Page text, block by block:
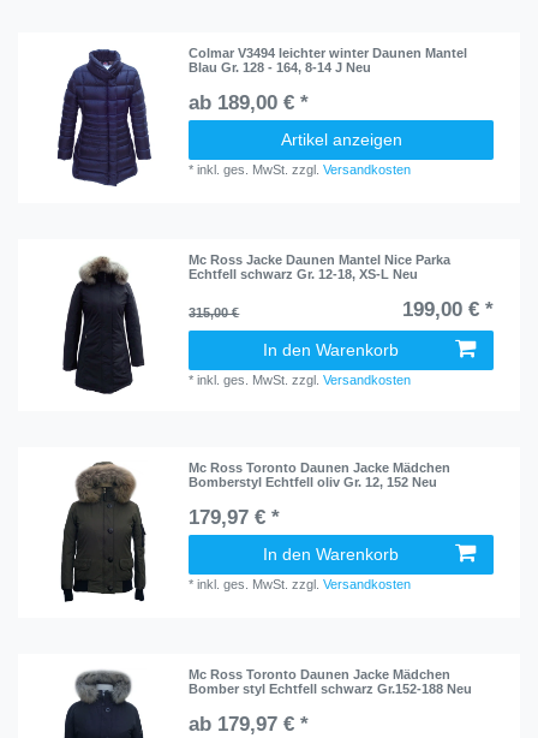
Colmar V3494 leichter winter Daunen Mantel
Blau Gr. 128 - 164, 8-14 J Neu
ab 189,00 € *
Artikel anzeigen
*inkl. ges. MwSt. zzgl.Versandkosten
Mc Ross Jacke Daunen Mantel Nice Parka
Echtfell schwarz Gr. 12-18, XS-L Neu
315,00 € 199,00 € *
In den Warenkorb
*inkl. ges. MwSt. zzgl.Versandkosten
Mc Ross Toronto Daunen Jacke Mädchen
Bomberstyl Echtfell oliv Gr. 12, 152 Neu
179,97 € *
In den Warenkorb
*inkl. ges. MwSt. zzgl.Versandkosten
Mc Ross Toronto Daunen Jacke Mädchen
Bomber styl Echtfell schwarz Gr.152-188 Neu
ab 179,97 € *